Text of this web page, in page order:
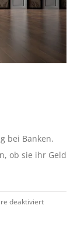
bei Banken.
ob sie ihr Geld
deaktiviertfür